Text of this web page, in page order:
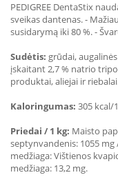
PEDIGREE DentaStix
sveikas dantenas. -
susidarymą iki 80 %. -
Sudėtis: grūdai,
įskaitant 2,7 % natrio
produktai, aliejai ir
Kaloringumas: 305 kcal/
Priedai / 1 kg: Maisto
septynvandenis: 1055
medžiaga: Vištienos
medžiaga: 13,2 mg.